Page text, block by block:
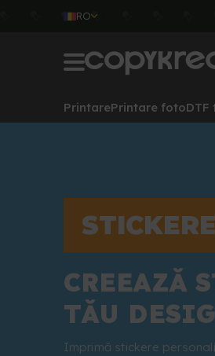
RO
PrintarePrintare fotoDTF
CREEAZĂ
TĂU
Imprimă stickere